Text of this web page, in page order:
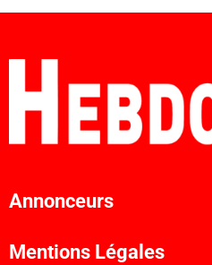
Annonceurs
Mentions Légales